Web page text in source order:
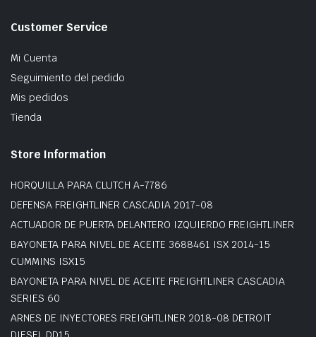
Customer Service
Mi Cuenta
Seguimiento del pedido
Mis pedidos
Tienda
Store Information
HORQUILLA PARA CLUTCH A-7786
DEFENSA FREIGHTLINER CASCADIA 2017-08
ACTUADOR DE PUERTA DELANTERO IZQUIERDO FREIGHTLINER
BAYONETA PARA NIVEL DE ACEITE 3688461 ISX 2014-15
CUMMINS ISX15
BAYONETA PARA NIVEL DE ACEITE FREIGHTLINER CASCADIA
SERIES 60
ARNES DE INYECTORES FREIGHTLINER 2018-08 DETROIT